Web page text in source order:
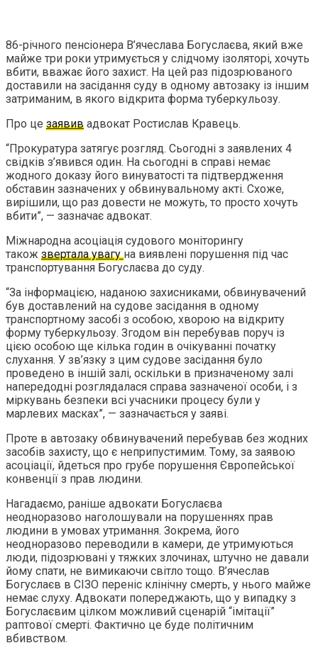
86-річного пенсіонера В’ячеслава Богуслаєва, який вже
майже три роки утримується у слідчому ізоляторі, хочуть
вбити, вважає його захист. На цей раз підозрюваного
доставили на засідання суду в одному автозаку із іншим
затриманим, в якого відкрита форма туберкульозу.
Про це заявив адвокат Ростислав Кравець.
“Прокуратура затягує розгляд. Сьогодні з заявлених 4
свідків з’явився один. На сьогодні в справі немає
жодного доказу його винуватості та підтвердження
обставин зазначених у обвинувальному акті. Схоже,
вирішили, що раз довести не можуть, то просто хочуть
вбити”, — зазначає адвокат.
Міжнародна асоціація судового моніторингу
також звертала увагуна виявлені порушення під час
транспортування Богуслаєва до суду.
“За інформацією, наданою захисниками, обвинувачений
був доставлений на судове засідання в одному
транспортному засобі з особою, хворою на відкриту
форму туберкульозу. Згодом він перебував поруч із
цією особою ще кілька годин в очікуванні початку
слухання. У зв’язку з цим судове засідання було
проведено в іншій залі, оскільки в призначеному залі
напередодні розглядалася справа зазначеної особи, і з
міркувань безпеки всі учасники процесу були у
марлевих масках”, — зазначається у заяві.
Проте в автозаку обвинувачений перебував без жодних
засобів захисту, що є неприпустимим. Тому, за заявою
асоціації, йдеться про грубе порушення Європейської
конвенції з прав людини.
Нагадаємо, раніше адвокати Богуслаєва
неодноразово наголошували на порушеннях прав
людини в умовах утримання. Зокрема, його
неодноразово переводили в камери, де утримуються
люди, підозрювані у тяжких злочинах, штучно не давали
йому спати, не вимикаючи світло тощо. В’ячеслав
Богуслаєв в СІЗО переніс клінічну смерть, у нього майже
немає слуху. Адвокати попереджають, що у випадку з
Богуслаєвим цілком можливий сценарій “імітації”
раптової смерті. Фактично це буде політичним
вбивством.